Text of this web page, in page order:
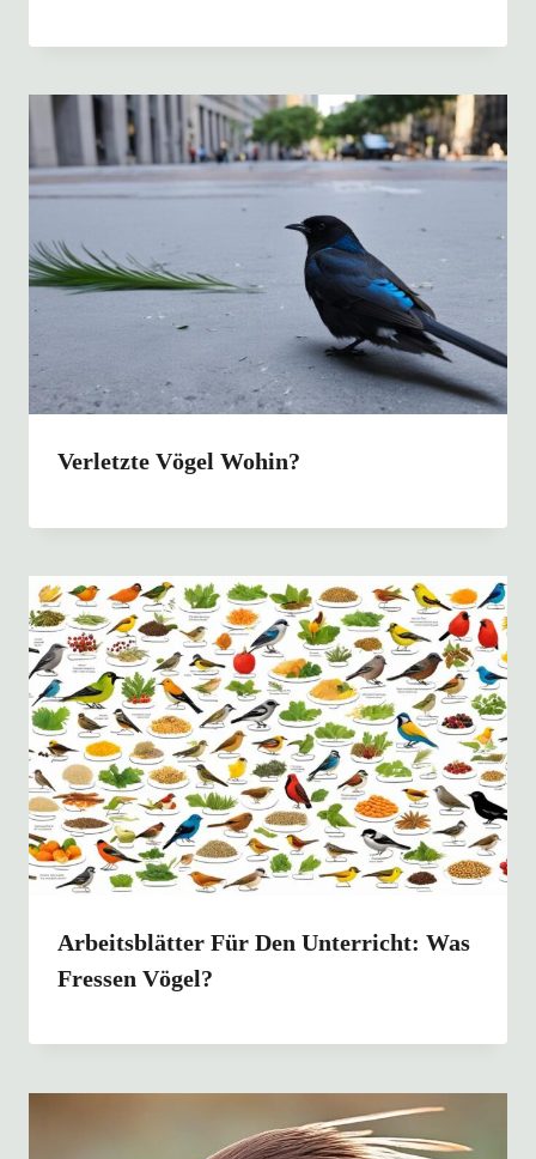
Verletzte Vögel Wohin?
Arbeitsblätter Für Den Unterricht: Was
Fressen Vögel?